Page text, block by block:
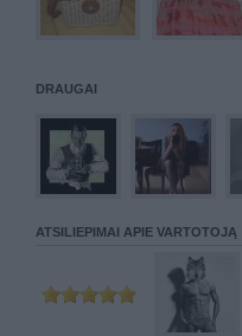
DRAUGAI
ATSILIEPIMAI APIE VARTOTOJĄ